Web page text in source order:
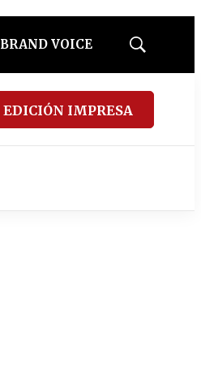
BRAND VOICE
Mostrar
EDICIÓN IMPRESA